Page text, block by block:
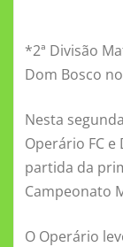
c
e
o
o
k
it
te
*2ª Divisão
Dom Bosco
Nesta
Operário FC
partida da
Campeonato
O Operário